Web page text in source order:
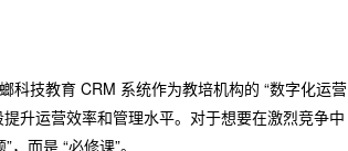
科技教育 CRM 系统作为教培机构的 “数字化运营
升运营效率和管理水平。对于想要在激烈竞争中
而是 “必修课”。